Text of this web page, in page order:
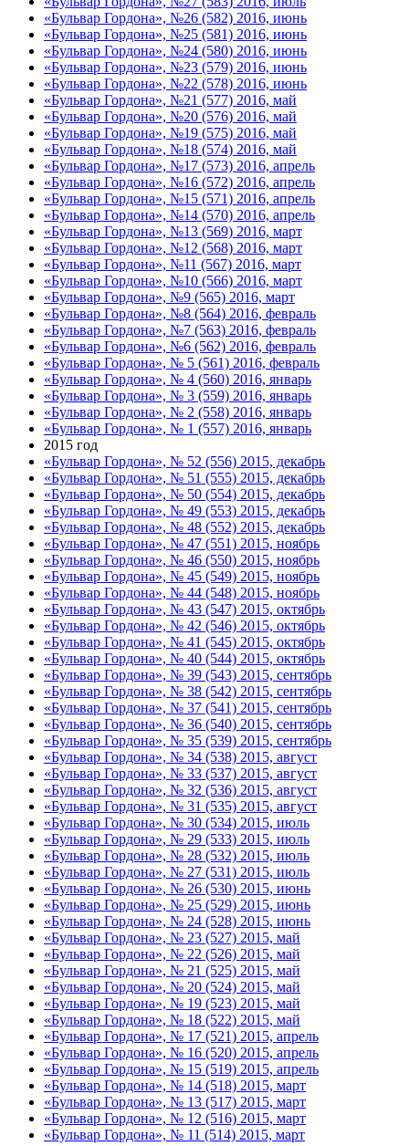
«Бульвар Гордона», №26 (582) 2016, июнь
«Бульвар Гордона», №25 (581) 2016, июнь
«Бульвар Гордона», №24 (580) 2016, июнь
«Бульвар Гордона», №23 (579) 2016, июнь
«Бульвар Гордона», №22 (578) 2016, июнь
«Бульвар Гордона», №21 (577) 2016, май
«Бульвар Гордона», №20 (576) 2016, май
«Бульвар Гордона», №19 (575) 2016, май
«Бульвар Гордона», №18 (574) 2016, май
«Бульвар Гордона», №17 (573) 2016, апрель
«Бульвар Гордона», №16 (572) 2016, апрель
«Бульвар Гордона», №15 (571) 2016, апрель
«Бульвар Гордона», №14 (570) 2016, апрель
«Бульвар Гордона», №13 (569) 2016, март
«Бульвар Гордона», №12 (568) 2016, март
«Бульвар Гордона», №11 (567) 2016, март
«Бульвар Гордона», №10 (566) 2016, март
«Бульвар Гордона», №9 (565) 2016, март
«Бульвар Гордона», №8 (564) 2016, февраль
«Бульвар Гордона», №7 (563) 2016, февраль
«Бульвар Гордона», №6 (562) 2016, февраль
«Бульвар Гордона», № 5 (561) 2016, февраль
«Бульвар Гордона», № 4 (560) 2016, январь
«Бульвар Гордона», № 3 (559) 2016, январь
«Бульвар Гордона», № 2 (558) 2016, январь
«Бульвар Гордона», № 1 (557) 2016, январь
2015 год
«Бульвар Гордона», № 52 (556) 2015, декабрь
«Бульвар Гордона», № 51 (555) 2015, декабрь
«Бульвар Гордона», № 50 (554) 2015, декабрь
«Бульвар Гордона», № 49 (553) 2015, декабрь
«Бульвар Гордона», № 48 (552) 2015, декабрь
«Бульвар Гордона», № 47 (551) 2015, ноябрь
«Бульвар Гордона», № 46 (550) 2015, ноябрь
«Бульвар Гордона», № 45 (549) 2015, ноябрь
«Бульвар Гордона», № 44 (548) 2015, ноябрь
«Бульвар Гордона», № 43 (547) 2015, октябрь
«Бульвар Гордона», № 42 (546) 2015, октябрь
«Бульвар Гордона», № 41 (545) 2015, октябрь
«Бульвар Гордона», № 40 (544) 2015, октябрь
«Бульвар Гордона», № 39 (543) 2015, сентябрь
«Бульвар Гордона», № 38 (542) 2015, сентябрь
«Бульвар Гордона», № 37 (541) 2015, сентябрь
«Бульвар Гордона», № 36 (540) 2015, сентябрь
«Бульвар Гордона», № 35 (539) 2015, сентябрь
«Бульвар Гордона», № 34 (538) 2015, август
«Бульвар Гордона», № 33 (537) 2015, август
«Бульвар Гордона», № 32 (536) 2015, август
«Бульвар Гордона», № 31 (535) 2015, август
«Бульвар Гордона», № 30 (534) 2015, июль
«Бульвар Гордона», № 29 (533) 2015, июль
«Бульвар Гордона», № 28 (532) 2015, июль
«Бульвар Гордона», № 27 (531) 2015, июль
«Бульвар Гордона», № 26 (530) 2015, июнь
«Бульвар Гордона», № 25 (529) 2015, июнь
«Бульвар Гордона», № 24 (528) 2015, июнь
«Бульвар Гордона», № 23 (527) 2015, май
«Бульвар Гордона», № 22 (526) 2015, май
«Бульвар Гордона», № 21 (525) 2015, май
«Бульвар Гордона», № 20 (524) 2015, май
«Бульвар Гордона», № 19 (523) 2015, май
«Бульвар Гордона», № 18 (522) 2015, май
«Бульвар Гордона», № 17 (521) 2015, апрель
«Бульвар Гордона», № 16 (520) 2015, апрель
«Бульвар Гордона», № 15 (519) 2015, апрель
«Бульвар Гордона», № 14 (518) 2015, март
«Бульвар Гордона», № 13 (517) 2015, март
«Бульвар Гордона», № 12 (516) 2015, март
«Бульвар Гордона», № 11 (514) 2015, март